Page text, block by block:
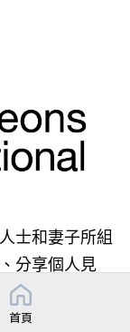
士和妻子所組
分享個人見
定的對象，來
首頁